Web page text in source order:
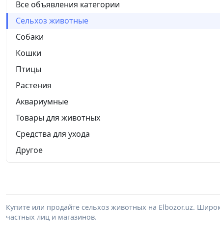
Все объявления категории
Сельхоз животные
Собаки
Кошки
Птицы
Растения
Аквариумные
Товары для животных
Средства для ухода
Другое
Купите или продайте сельхоз животных на Elbozor.uz.
частных лиц и магазинов.